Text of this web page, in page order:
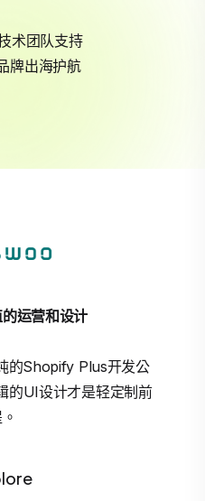
术团队支持
牌出海护航
运营和设计
的Shopify Plus开发公
的UI设计才是轻定制前